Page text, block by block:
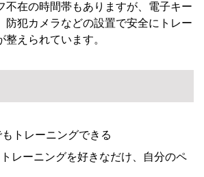
不在の時間帯もありますが、電子キー
防犯カメラなどの設置で安全にトレー
えられています。
トレーニングできる
レーニングを好きなだけ、自分のペ